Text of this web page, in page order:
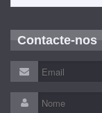
Contacte-nos